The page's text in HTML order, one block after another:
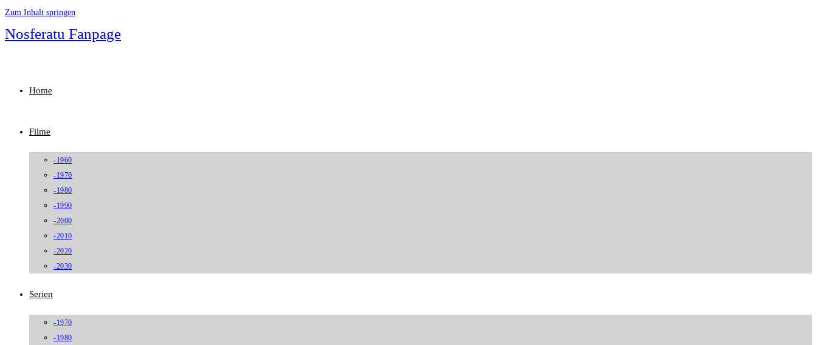
Zum Inhalt springen
Nosferatu Fanpage
Home
Filme
-1960
-1970
-1980
-1990
-2000
-2010
-2020
-2030
Serien
-1970
-1980